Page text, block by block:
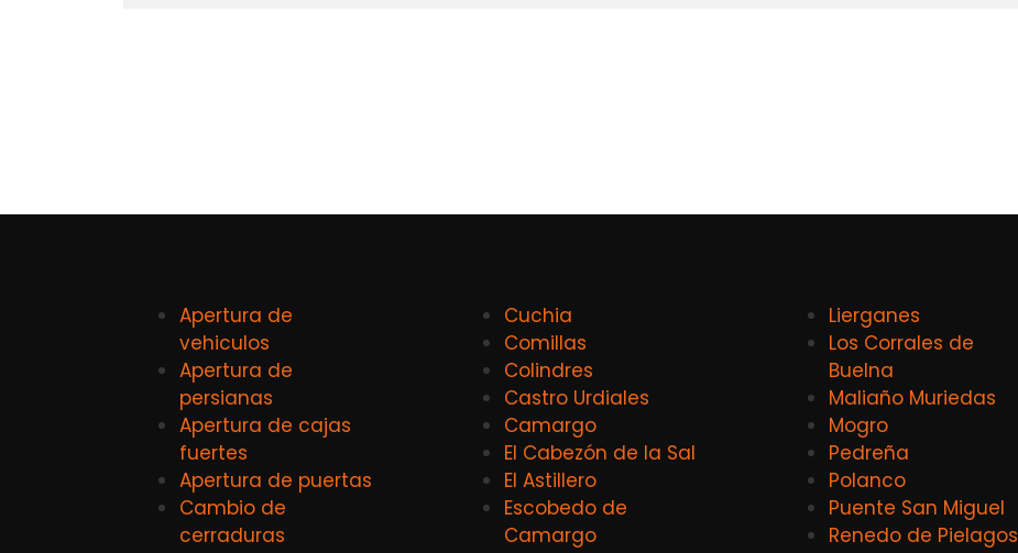
Apertura de
vehiculos
Apertura de
persianas
Apertura de cajas
fuertes
Apertura de puertas
Cambio de
cerraduras
Cuchia
Comillas
Colindres
Castro Urdiales
Camargo
El Cabezón de la Sal
El Astillero
Escobedo de
Camargo
Lierganes
Los Corrales de
Buelna
Maliaño Muriedas
Mogro
Pedreña
Polanco
Puente San Miguel
Renedo de Pielagos